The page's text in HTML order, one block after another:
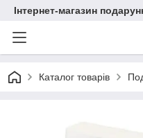
Інтернет-магазин
Каталог товарів